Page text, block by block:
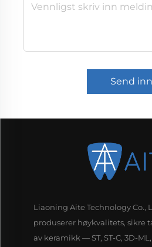
Send inn
Liaoning Aite Technology Co.,
produserer høykvalitets, sikre
av keramikk — ST, ST-C, 3D-